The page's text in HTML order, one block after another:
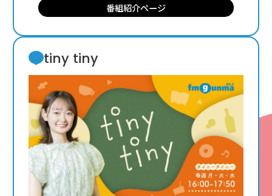
番組紹介ページ
tiny tiny